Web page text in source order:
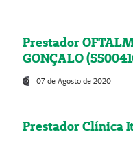
Prestador
GONÇALO
07 de Agosto de 2020
Prestador Clínica